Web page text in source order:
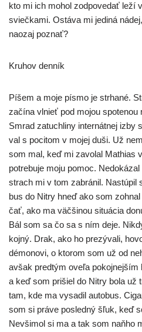
kto mi ich mohol zod­po­ve­dať leží
svieč­ka­mi. Ostáva mi jedi­ná
naozaj poznať?
Kruhov den­ník
Píšem a moje pís­mo je str­ha­né.
začí­na vlnieť pod mojou spo­te­nou
Smrad zatuch­li­ny inter­nát­nej
val s poci­tom v mojej duši. Už
som mal, keď mi zavo­lal Mathias
potre­bu­je moju pomoc.
strach mi v tom zabrá­nil. Nastúpil
bus do Nitry hneď ako som
čať, ako ma väč­ši­nou situ­ácia
Bál som sa čo sa s ním deje.
koj­ný. Drak, ako ho pre­zý­va­li,
démo­no­vi, o kto­rom som už od
avšak pred­tým ove­ľa pokoj­nej­ším
a keď som pri­šiel do Nitry bola už
tam, kde ma vysa­dil auto­bus.
som si prá­ve posled­ný šľuk, keď
Nevšimol si ma a tak som